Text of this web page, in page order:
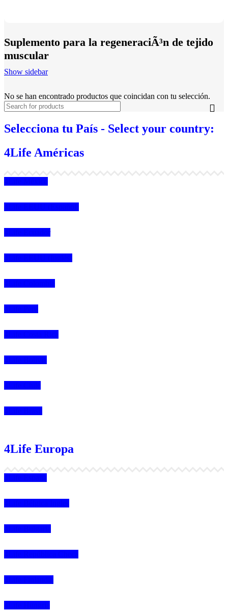
Suplemento para la regeneraciÃ³n de tejido
muscular
Show sidebar
No se han encontrado productos que coincidan con tu selección.
Selecciona tu País - Select your country:
4Life Américas
4Life Europa